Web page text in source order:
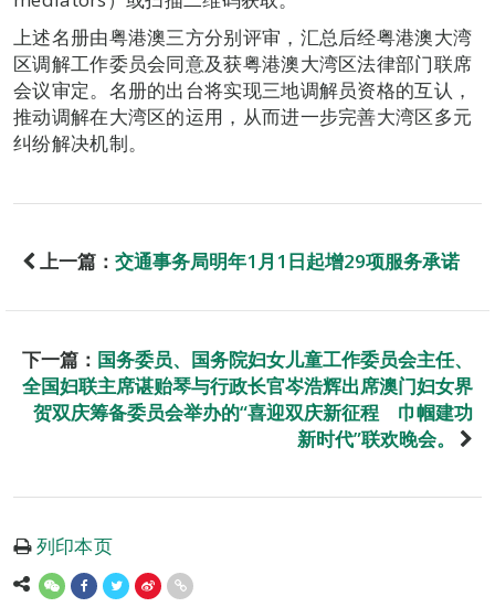
上述名册由粤港澳三方分别评审，汇总后经粤港澳大湾
区调解工作委员会同意及获粤港澳大湾区法律部门联席
会议审定。名册的出台将实现三地调解员资格的互认，
推动调解在大湾区的运用，从而进一步完善大湾区多元
纠纷解决机制。
上一篇： 交通事务局明年1月1日起增29项服务承诺
下一篇： 国务委员、国务院妇女儿童工作委员会主任、
全国妇联主席谌贻琴与行政长官岑浩辉出席澳门妇女界
贺双庆筹备委员会举办的“喜迎双庆新征程 巾帼建功
新时代”联欢晚会。
列印本页